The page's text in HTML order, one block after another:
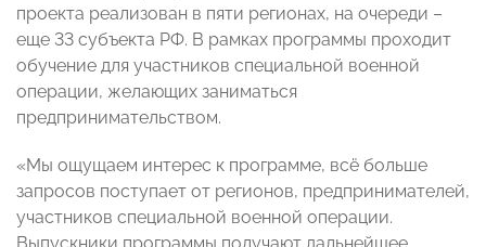
проекта реализован в пяти регионах, на очереди –
еще 33 субъекта РФ. В рамках программы проходит
обучение для участников специальной военной
операции, желающих заниматься
предпринимательством.
«Мы ощущаем интерес к программе, всё больше
запросов поступает от регионов, предпринимателей,
участников специальной военной операции.